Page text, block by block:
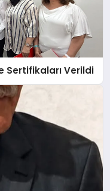
Sertifikaları Verildi